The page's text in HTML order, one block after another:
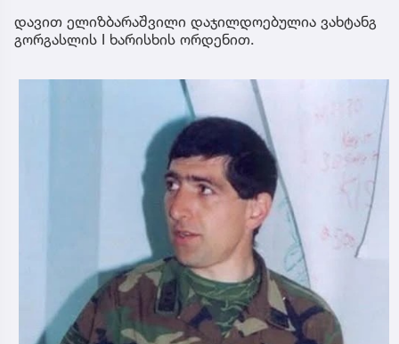
დავით ელიზბარაშვილი დაჯილდოებულია ვახტანგ
გორგასლის I ხარისხის ორდენით.